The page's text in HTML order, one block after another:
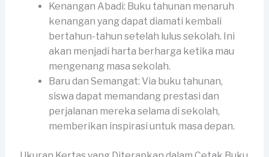
Kenangan Abadi: Buku tahunan menaruh
kenangan yang dapat diamati kembali
bertahun-tahun setelah lulus sekolah. Ini
akan menjadi harta berharga ketika mau
mengenang masa sekolah.
Baru dan Semangat: Via buku tahunan,
siswa dapat memandang prestasi dan
perjalanan mereka selama di sekolah,
memberikan inspirasi untuk masa depan.